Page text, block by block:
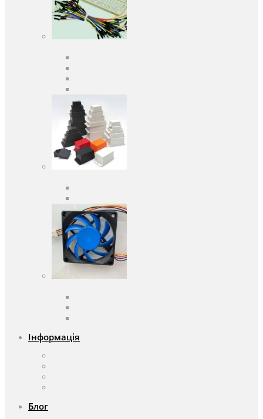
Інформація
Блог